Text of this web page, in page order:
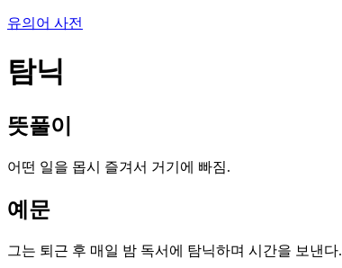
유의어 사전
탐닉
뜻풀이
어떤 일을 몹시 즐겨서 거기에 빠짐.
예문
그는 퇴근 후 매일 밤 독서에 탐닉하며 시간을 보낸다.